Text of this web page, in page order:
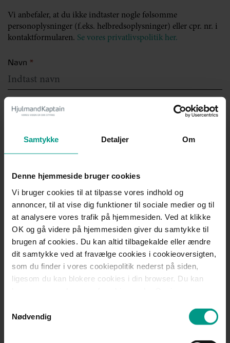
Samtykke Detaljer Om
Denne hjemmeside bruger cookies
Vi bruger cookies til at tilpasse vores indhold og
annoncer, til at vise dig funktioner til sociale medier og til
at analysere vores trafik på hjemmesiden. Ved at klikke
OK og gå videre på hjemmesiden giver du samtykke til
brugen af cookies. Du kan altid tilbagekalde eller ændre
dit samtykke ved at fravælge cookies i cookieoversigten,
som du finder i vores cookiepolitik nederst på siden,
ligesom du kan blokere cookies i din browser. Du kan
behandling af personoplysninger.
Nødvendig
Vi anbefaler, at du ikke indtaster nogle følsomme
personoplysninger (f.eks. helbredsoplysninger) eller cpr. nr. i
kontaktformularen. Se vores privatlivspolitik her.
Navn *
Postnummer*
By*